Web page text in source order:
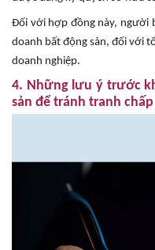
Đối với hợp đồng này, người
doanh bất động sản, đối với
doanh nghiệp.
4. Những lưu ý trước
sản để tránh tranh chấp